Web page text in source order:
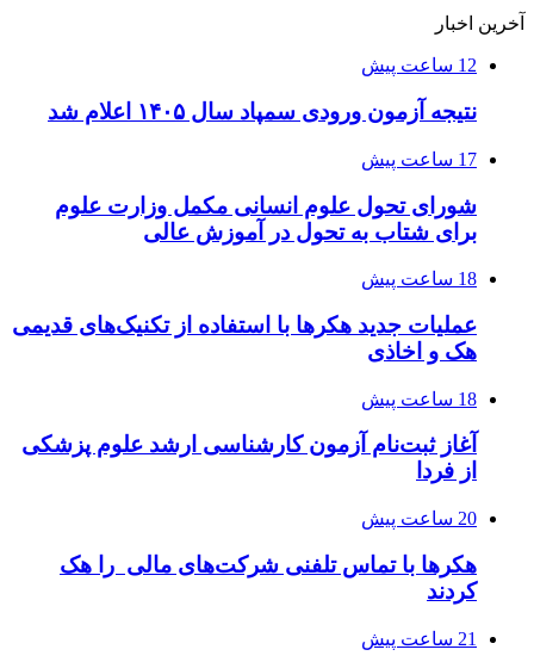
آخرین اخبار
12 ساعت پیش
نتیجه آزمون ورودی سمپاد سال ۱۴۰۵ اعلام شد
17 ساعت پیش
شورای تحول علوم انسانی مکمل وزارت علوم
برای شتاب به تحول در آموزش عالی
18 ساعت پیش
عملیات جدید هکرها با استفاده از تکنیک‌های قدیمی
هک و اخاذی
18 ساعت پیش
آغاز ثبت‌نام‌ آزمون کارشناسی ارشد علوم پزشکی
از فردا
20 ساعت پیش
هکرها با تماس تلفنی شرکت‌های مالی را هک
کردند
21 ساعت پیش